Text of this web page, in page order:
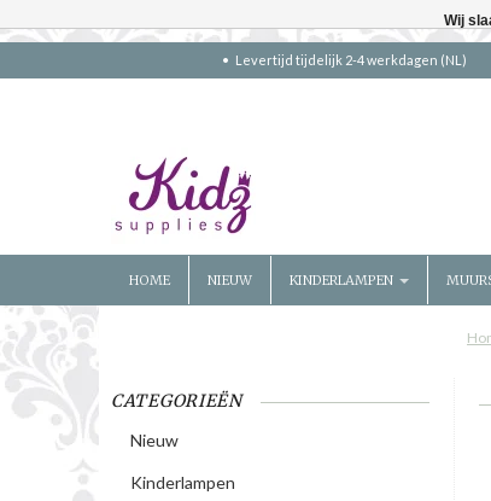
Levertijd tijdelijk 2-4 werkdagen (NL)
HOME NIEUW KINDERLAMPEN
CATEGORIEËN
Nieuw
Kinderlampen
Wij